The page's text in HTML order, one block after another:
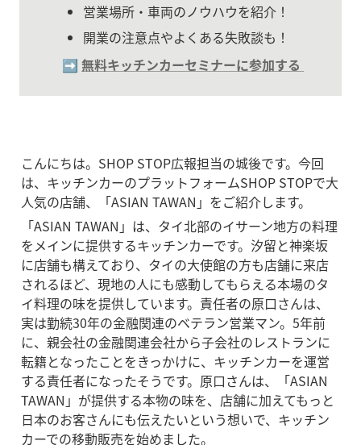
営業場所・車両のノウハウを紹介！
開業の注意点やよくある失敗談も！
➡️ 無料キッチンカーセミナーに参加する
こんにちは。SHOP STOP広報担当の城後です。今回
は、キッチンカーのプラットフォームSHOP STOPで大
人気の店舗、「ASIAN TAWAN」をご紹介します。
「ASIAN TAWAN」は、タイ北部のイサーン地方の料理
をメインに提供するキッチンカーです。汐留と神楽坂
に店舗も構えており、タイの大使館の方も店舗に来店
されるほど、現地の人にも感動してもらえる本場のタ
イ料理の味を提供しています。責任者の原口さんは、
実は勤続30年の金融関連のベテラン営業マン。5年前
に、親会社の金融関連会社から子会社のレストランに
転籍となったことをきっかけに、キッチンカーを運営
する責任者になったそうです。原口さんは、「ASIAN
TAWAN」が提供する本物の味を、店舗に加えてもっと
日本のお客さんにも伝えたいという想いで、キッチン
カーでの移動販売を始めました。